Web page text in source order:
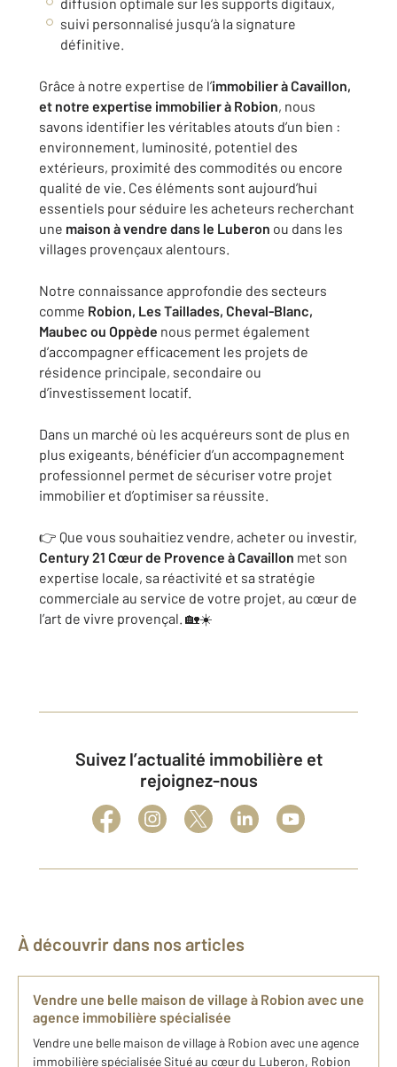
suivi personnalisé jusqu’à la signature
définitive.
Grâce à notre expertise de l’immobilier à Cavaillon,
et notre expertise immobilier à Robion, nous
savons identifier les véritables atouts d’un bien :
environnement, luminosité, potentiel des
extérieurs, proximité des commodités ou encore
qualité de vie. Ces éléments sont aujourd’hui
essentiels pour séduire les acheteurs recherchant
une maison à vendre dans le Luberon ou dans les
villages provençaux alentours.
Notre connaissance approfondie des secteurs
comme Robion, Les Taillades, Cheval-Blanc,
Maubec ou Oppède nous permet également
d’accompagner efficacement les projets de
résidence principale, secondaire ou
d’investissement locatif.
Dans un marché où les acquéreurs sont de plus en
plus exigeants, bénéficier d’un accompagnement
professionnel permet de sécuriser votre projet
immobilier et d’optimiser sa réussite.
👉 Que vous souhaitiez vendre, acheter ou investir,
Century 21 Cœur de Provence à Cavaillon met son
expertise locale, sa réactivité et sa stratégie
commerciale au service de votre projet, au cœur de
l’art de vivre provençal. 🏡☀️
Suivez l’actualité immobilière et
rejoignez-nous
À découvrir dans nos articles
Vendre une belle maison de village à Robion avec une
agence immobilière spécialisée
Vendre une belle maison de village à Robion avec une agence
immobilière spécialisée Situé au cœur du Luberon, Robion